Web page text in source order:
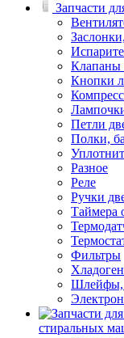
Запчасти
Клапаны
Кнопки
Петли
Полки,
Разное
Реле
Ручки
Таймера
Фильтры
Шлейфы,
стиральных